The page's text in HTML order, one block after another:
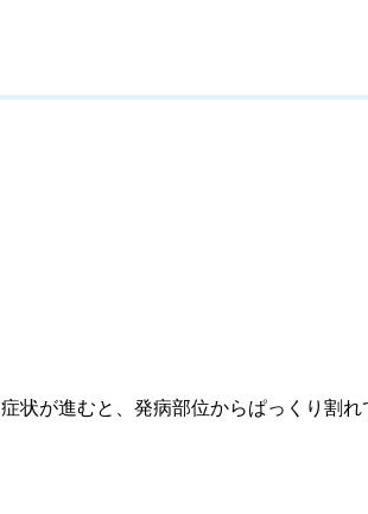
が進むと、発病部位からぱっくり割れ